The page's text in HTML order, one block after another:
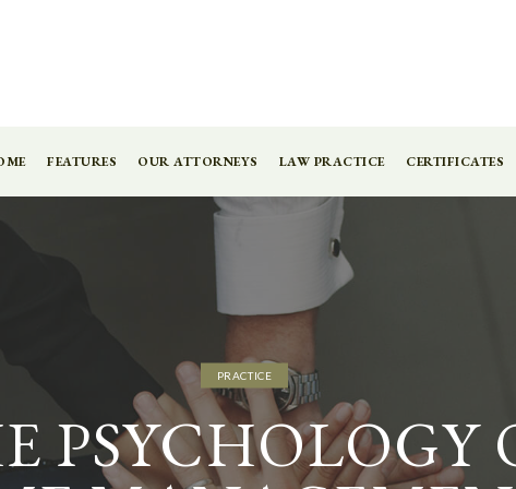
FEATURES OUR ATTORNEYS LAW PRACTICE CERTIFICATES
PRACTICE
PSYCHOLOGY